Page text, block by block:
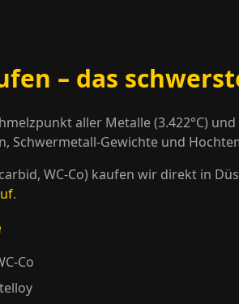
– das
aller Metalle (3.422°C)
Schwermetall-Gewichte und
WC-Co) kaufen wir direkt in
.
Co